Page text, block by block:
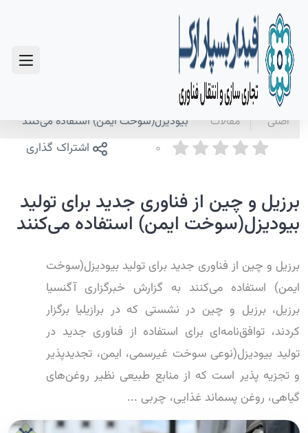
صفحه
اصلی
اخبار و
مقالات
برزیل و چین از فناوری جدید برای تولید
بیودیزل(سوخت ایمن) استفاده می‌کنند
0 اشتراک گذاری
برزیل و چین از فناوری جدید برای تولید
بیودیزل(سوخت ایمن) استفاده می‌کنند
برزیل و چین از فناوری جدید برای تولید بیودیزل(سوخت
ایمن) استفاده می‌کنند به گزارش خبرگزاری آگنسیا
برزیل، برزیل و چین در نشستی که در برازیلیا برگزار
کردند، توافق‌نامه‌ای برای استفاده از فناوری جدید در
تولید بیودیزل(نوعی سوخت غیرسمی، ایمن، تجدیدپذیر
و تجزیه پذیر است که از منابع طبیعی نظیر روغن‌های
گیاهی، روغن پسماند غذایی، چربی ...